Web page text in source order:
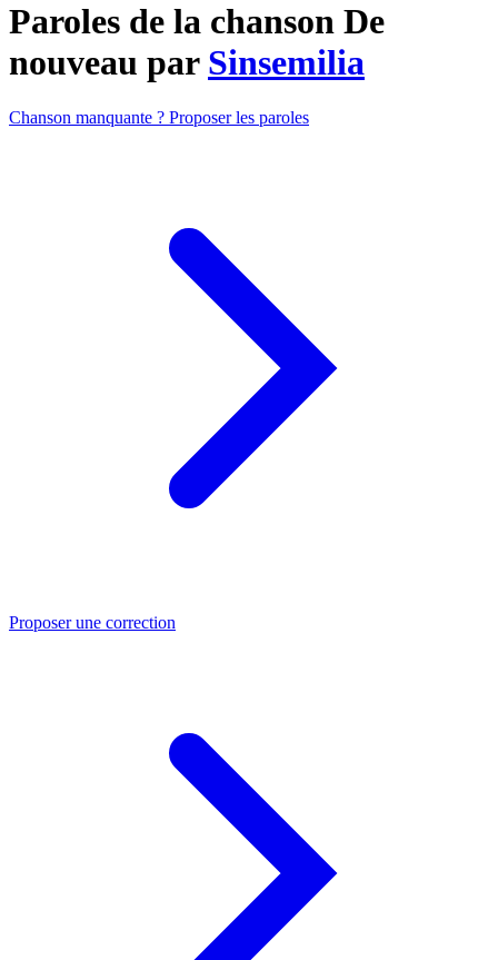
Paroles de la chanson De
nouveau par Sinsemilia
Chanson manquante ? Proposer les paroles
Proposer une correction